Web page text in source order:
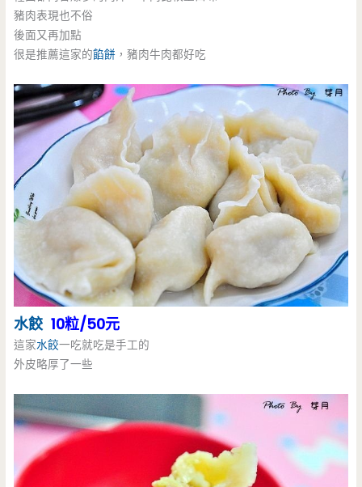
豬肉表現也不俗
後面又再加點
很是推薦這家的餡餅 ，豬肉牛肉都好吃
水餃 10粒/50元
這家水餃一吃就吃是手工的
外皮略厚了一些